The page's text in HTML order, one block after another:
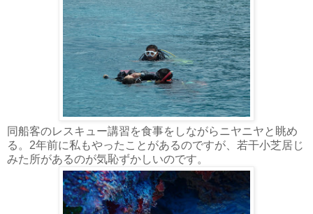
同船客のレスキュー講習を食事をしながらニヤニヤと眺め
る。2年前に私もやったことがあるのですが、若干小芝居じ
みた所があるのが気恥ずかしいのです。